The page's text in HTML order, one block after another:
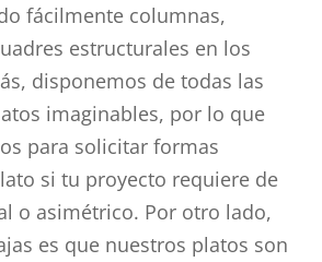
fácilmente columnas,
estructurales en los
disponemos de todas las
imaginables, por lo que
para solicitar formas
si tu proyecto requiere de
o asimétrico. Por otro lado,
es que nuestros platos son